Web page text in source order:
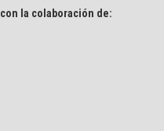
la colaboración de: